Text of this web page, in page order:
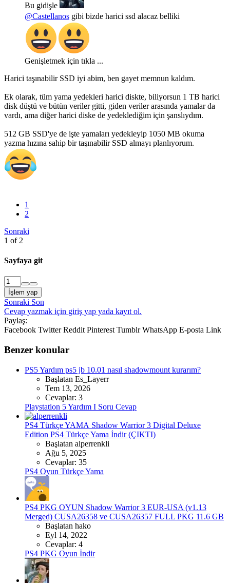
Bu gidişle
@Castellanos gibi bizde harici ssd alacaz belliki
Genişletmek için tıkla ...
Harici taşınabilir SSD iyi abim, ben gayet memnun kaldım.
Ek olarak, tüm yama yedekleri harici diskte, biliyorsun 1 TB harici
disk düştü ve bütün veriler gitti, giden veriler arasında yamalar da
vardı, ama diğer harici diske de yedeklediğim için şanslıydım.
512 GB SSD'ye de işte yamaları yedekleyip 1050 MB okuma
yazma hızına sahip bir taşınabilir SSD almayı planlıyorum.
1
2
Sonraki
1 of 2
Sayfaya git
İşlem yap
Sonraki Son
Cevap yazmak için giriş yap yada kayıt ol.
Paylaş:
Facebook Twitter Reddit Pinterest Tumblr WhatsApp E-posta Link
Benzer konular
PS5 Yardım ps5 jb 10.01 nasıl shadowmount kurarım?
Başlatan Es_Layerr
Tem 13, 2026
Cevaplar: 3
Playstation 5 Yardım I Soru Cevap
PS4 Türkçe YAMA Shadow Warrior 3 Digital Deluxe
Edition PS4 Türkçe Yama İndir (ÇIKTI)
Başlatan alperrenkli
Ağu 5, 2025
Cevaplar: 35
PS4 Oyun Türkçe Yama
PS4 PKG OYUN Shadow Warrior 3 EUR-USA (v1.13
Merged) CUSA26358 ve CUSA26357 FULL PKG 11.6 GB
Başlatan hako
Eyl 14, 2022
Cevaplar: 4
PS4 PKG Oyun İndir